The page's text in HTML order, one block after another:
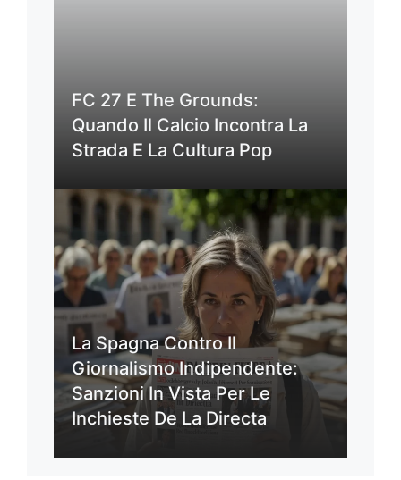
FC 27 E The Grounds:
Quando Il Calcio Incontra La
Strada E La Cultura Pop
La Spagna Contro Il
Giornalismo Indipendente:
Sanzioni In Vista Per Le
Inchieste De La Directa